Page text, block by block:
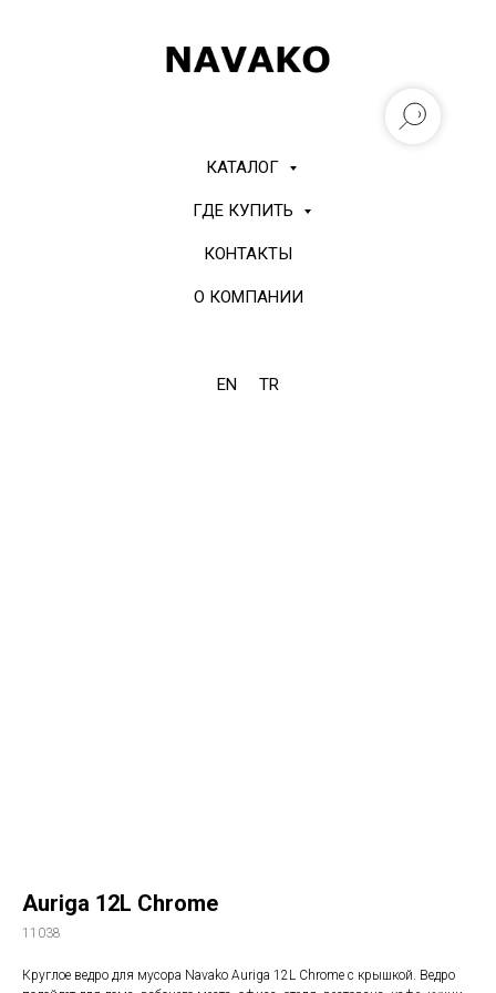
КАТАЛОГ
ГДЕ КУПИТЬ
КОНТАКТЫ
О КОМПАНИИ
EN TR
Auriga 12L Chrome
11038
Круглое ведро для мусора Navako Auriga 12L Chrome с крышкой. Ведро